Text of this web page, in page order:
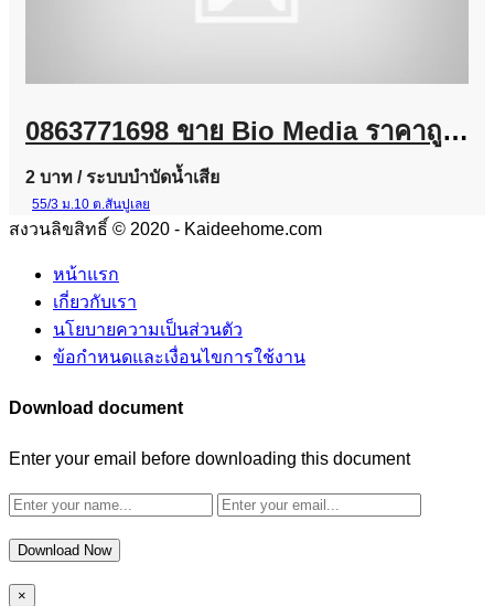
0863771698 ขาย Bio Media ราคาถูก | ลูกมีเดียบำบัดน้ำเสีย พร้อมส่งทั่วประเทศ
2 บาท / ระบบบำบัดน้ำเสีย
55/3 ม.10 ต.สันปูเลย
สงวนลิขสิทธิ์ © 2020 - Kaideehome.com
หน้าแรก
เกี่ยวกับเรา
นโยบายความเป็นส่วนตัว
ข้อกำหนดและเงื่อนไขการใช้งาน
Download document
Enter your email before downloading this document
Download Now
×